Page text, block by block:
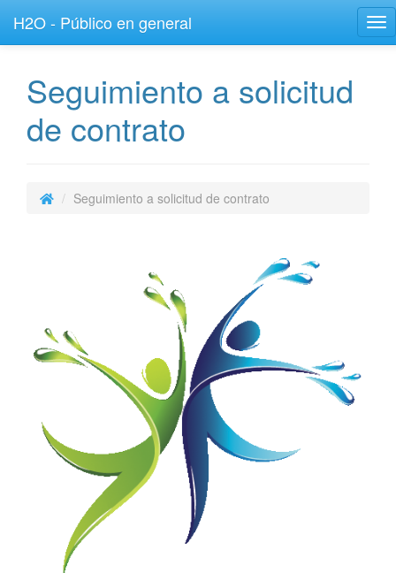
H2O - Público en general
Seguimiento a solicitud
de contrato
Seguimiento a solicitud de contrato